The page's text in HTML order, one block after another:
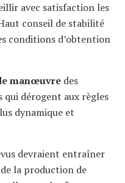
avec satisfaction les
conseil de stabilité
conditions d’obtention
manœuvre des
qui dérogent aux règles
dynamique et
devraient entraîner
la production de